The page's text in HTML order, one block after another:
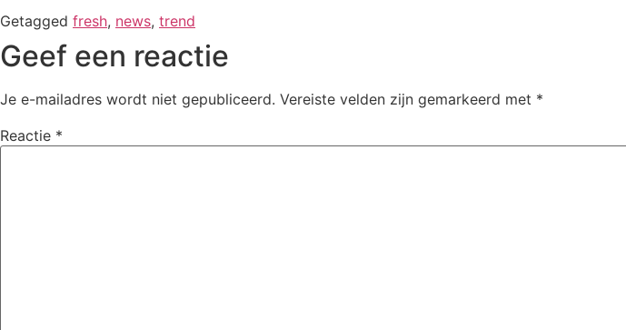
Getagged fresh, news, trend
Geef een reactie
Je e-mailadres wordt niet gepubliceerd. Vereiste velden zijn gemarkeerd met *
Reactie *